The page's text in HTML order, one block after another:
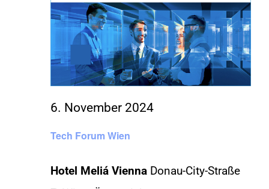
Tech Forum Wien
6. November 2024
Hotel Meliá Vienna Donau-City-Straße